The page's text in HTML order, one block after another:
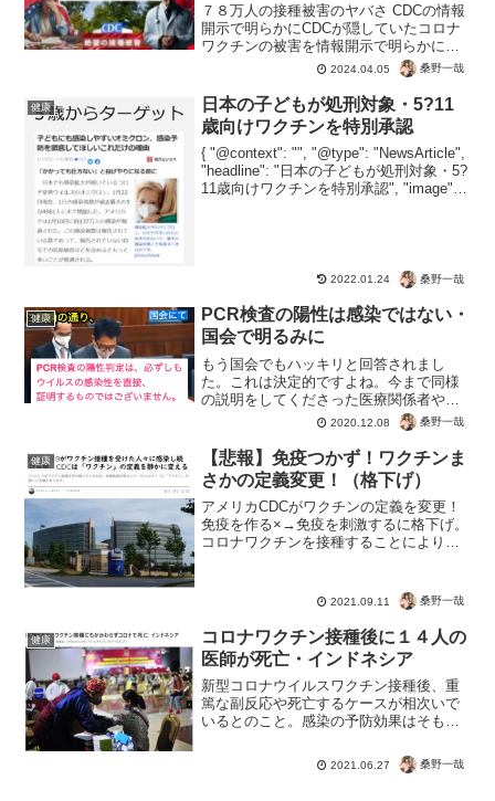
７８万人の接種被害のヤバさ CDCの情報
開示で明らかにCDCが隠していたコロナ
ワクチンの被害を情報開示で明らかに。
mRNAワクチンの毒性や致命的なリスク
が世界中を襲うことに。それでもアメリ
カはせいぜい３回目でコロナ自体を相手
にせず。４回目以...
2024.04.05 桑野一哉
健康
日本の子どもが処刑対象・5?11
歳向けワクチンを特別承認
{ "@context": "", "@type": "NewsArticle",
"headline": "日本の子どもが処刑対象・5?
11歳向けワクチンを特別承認", "image": [
2022.01.24 桑野一哉
健康
PCR検査の陽性は感染ではない・
国会で明るみに
もう国会でもハッキリと回答されまし
た。これは決定的ですよね。今まで同様
の説明をしてくださった医療関係者や専
門家は何人もいます。しかし陽性者が感
染者でないとコロナ祭りが盛り上がらな
いため、ウソの報道が行われていたわけ
です。これでハッキリしたの...
2020.12.08 桑野一哉
健康
【悲報】免疫つかず！ワクチンま
さかの定義変更！（格下げ）
アメリカCDCがワクチンの定義を変更！
免疫を作る×→免疫を刺激するに格下げ。
コロナワクチンを接種することにより、
事実はないので、定義を変更とい
2021.09.11 桑野一哉
健康
コロナワクチン接種後に１４人の
医師が死亡・インドネシア
新型コロナウイルスワクチン接種後、重
篤な副反応や死亡するケースが相次いで
いるとのこと。感染の予防効果はそもそ
の効果という。インドネシアは中国のシ
ノバック製とのことですが、世界中でよ
2021.06.27 桑野一哉